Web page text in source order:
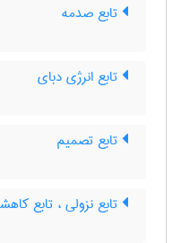
تابع صدمه
تابع انرژی دبای
تابع تصمیم
تابع نزولی ، تابع